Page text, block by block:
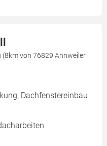
von 76829 Annweiler
Dachfenstereinbau